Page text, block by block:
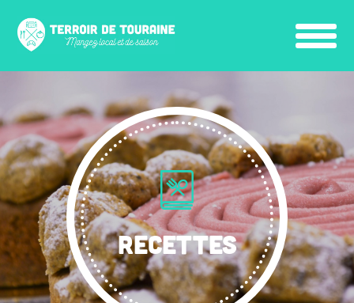
RECETTES